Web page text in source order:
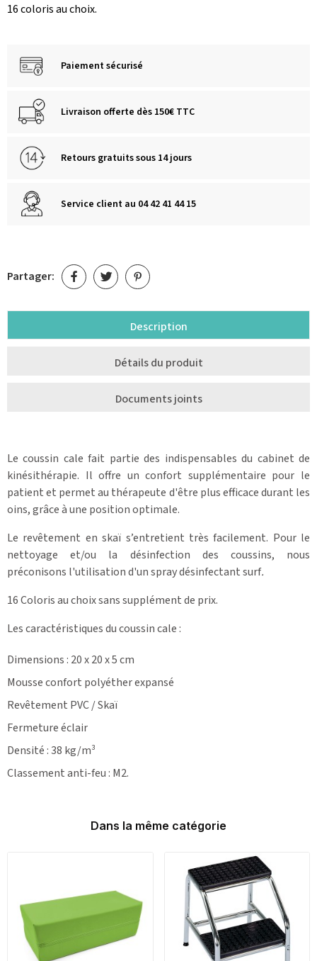
16 coloris au choix.
Paiement sécurisé
Livraison offerte dès 150€ TTC
Retours gratuits sous 14 jours
Service client au 04 42 41 44 15
Partager:
Description
Détails du produit
Documents joints
Le coussin cale fait partie des indispensables du cabinet de
kinésithérapie. Il offre un confort supplémentaire pour le
patient et permet au thérapeute d'être plus efficace durant les
oins, grâce à une position optimale.
Le revêtement en skaï s’entretient très facilement. Pour le
nettoyage et/ou la désinfection des coussins, nous
préconisons l'utilisation d'un spray désinfectant surf.
16 Coloris au choix sans supplément de prix.
Les caractéristiques du coussin cale :
Dimensions : 20 x 20 x 5 cm
Mousse confort polyéther expansé
Revêtement PVC / Skaï
Fermeture éclair
Densité : 38 kg/m³
Classement anti-feu : M2.
Dans la même catégorie